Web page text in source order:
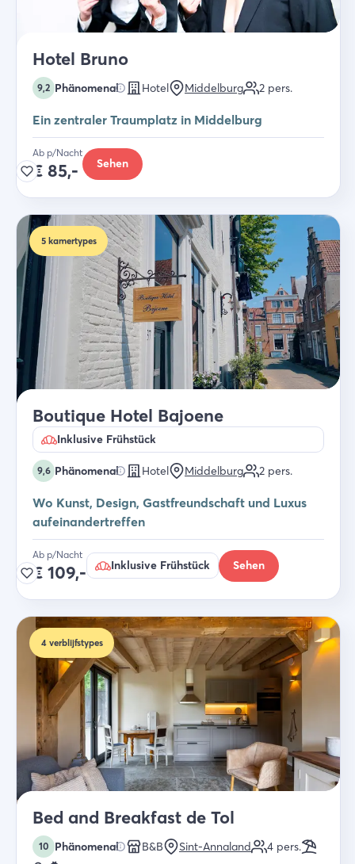
Hotel Bruno
9,2 Phänomenal Hotel Middelburg 2 pers.
Ein zentraler Traumplatz in Middelburg
Ab p/Nacht
€ 85,- Sehen
5 kamertypes
Boutique Hotel Bajoene
Inklusive Frühstück
9,6 Phänomenal Hotel Middelburg 2 pers.
Wo Kunst, Design, Gastfreundschaft und Luxus
aufeinandertreffen
Ab p/Nacht
€ 109,- Inklusive Frühstück Sehen
4 verblijfstypes
Bed and Breakfast de Tol
10 Phänomenal B&B Sint-Annaland 4 pers.